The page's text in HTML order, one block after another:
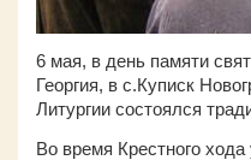
6 мая, в день памяти
Георгия, в с.Куписк
Литургии состоялся
Во время Крестного